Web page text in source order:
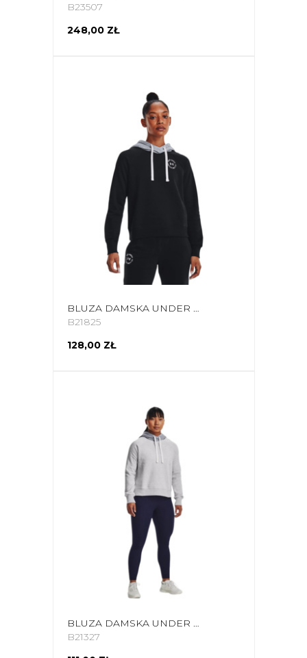
B23507
248,00 ZŁ
BLUZA DAMSKA UNDER ARMOUR RIVAL FLEECE CB HOODIE CZARNA 1373031 001
B21825
128,00 ZŁ
BLUZA DAMSKA UNDER ARMOUR RIVAL FLEECE CB HOODIE SZARA 1373031 014
B21327